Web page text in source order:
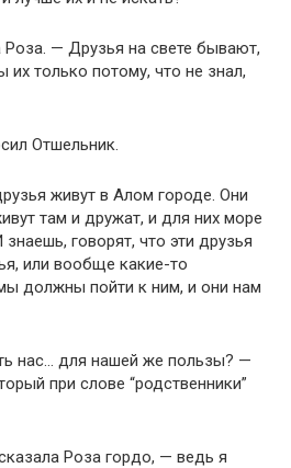
— Друзья на свете бывают,
их только потому, что не знал,
Отшельник.
живут в Алом городе. Они
там и дружат, и для них море
говорят, что эти друзья
или вообще какие-то
должны пойти к ним, и они нам
нас… для нашей же пользы? —
при слове “родственники”
Роза гордо, — ведь я